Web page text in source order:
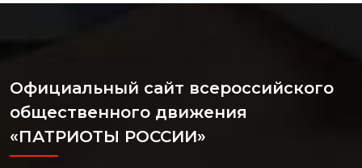
Официальный сайт всероссийского
общественного движения
«ПАТРИОТЫ РОССИИ»